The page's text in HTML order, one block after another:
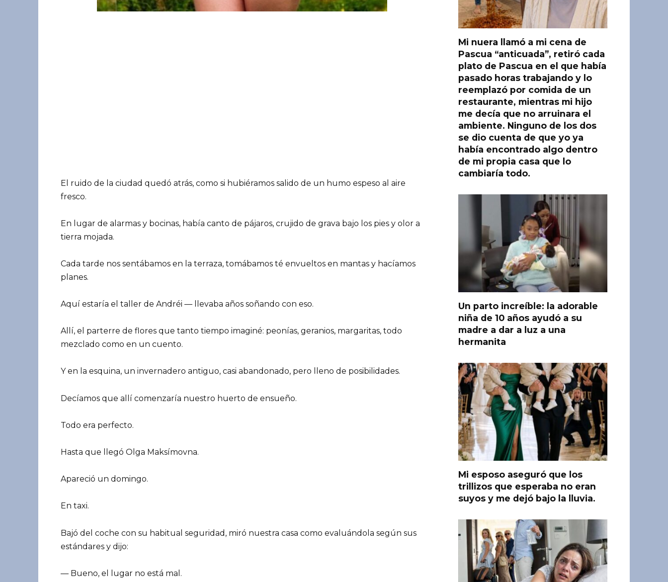
El ruido de la ciudad quedó atrás, como si hubiéramos salido de un humo espeso al aire
fresco.
En lugar de alarmas y bocinas, había canto de pájaros, crujido de grava bajo los pies y olor a
tierra mojada.
Cada tarde nos sentábamos en la terraza, tomábamos té envueltos en mantas y hacíamos
planes.
Aquí estaría el taller de Andréi — llevaba años soñando con eso.
Allí, el parterre de flores que tanto tiempo imaginé: peonías, geranios, margaritas, todo
mezclado como en un cuento.
Y en la esquina, un invernadero antiguo, casi abandonado, pero lleno de posibilidades.
Decíamos que allí comenzaría nuestro huerto de ensueño.
Todo era perfecto.
Hasta que llegó Olga Maksímovna.
Apareció un domingo.
En taxi.
Bajó del coche con su habitual seguridad, miró nuestra casa como evaluándola según sus
estándares y dijo:
— Bueno, el lugar no está mal.
Mi nuera llamó a mi cena de
Pascua “anticuada”, retiró cada
plato de Pascua en el que había
pasado horas trabajando y lo
reemplazó por comida de un
restaurante, mientras mi hijo
me decía que no arruinara el
ambiente. Ninguno de los dos
se dio cuenta de que yo ya
había encontrado algo dentro
de mi propia casa que lo
cambiaría todo.
Un parto increíble: la adorable
niña de 10 años ayudó a su
madre a dar a luz a una
hermanita
Mi esposo aseguró que los
trillizos que esperaba no eran
suyos y me dejó bajo la lluvia.